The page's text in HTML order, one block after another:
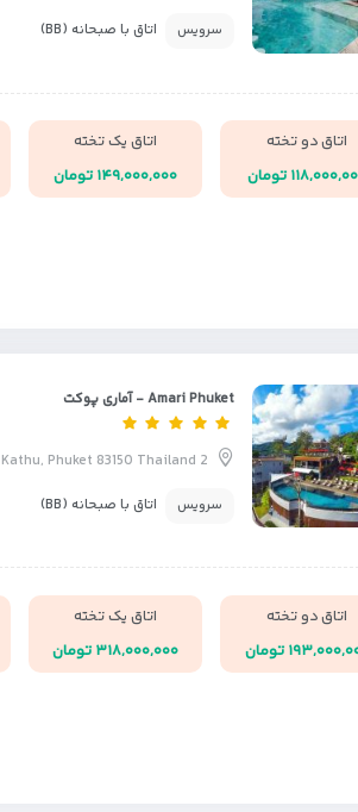
سرویس اتاق با صبحانه (BB)
اتاق دو تخته
تومان
اتاق یک تخته
۱۴۹,۰۰۰,۰۰۰ تومان
Amari Phuket - آماری پوکت
2 Meun-Ngern Road Patong Beach, Patong, Kathu, Phuket 83150 Thailand
سرویس اتاق با صبحانه (BB)
اتاق دو تخته
تومان
اتاق یک تخته
۳۱۸,۰۰۰,۰۰۰ تومان